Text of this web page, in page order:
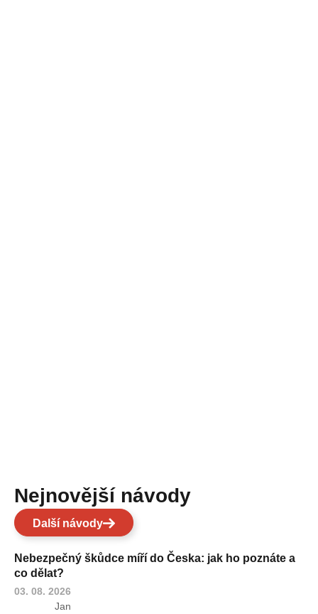
Nejnovější návody
Další návody
Nebezpečný škůdce míří do Česka: jak ho poznáte a
co dělat?
03. 08. 2026
Jan